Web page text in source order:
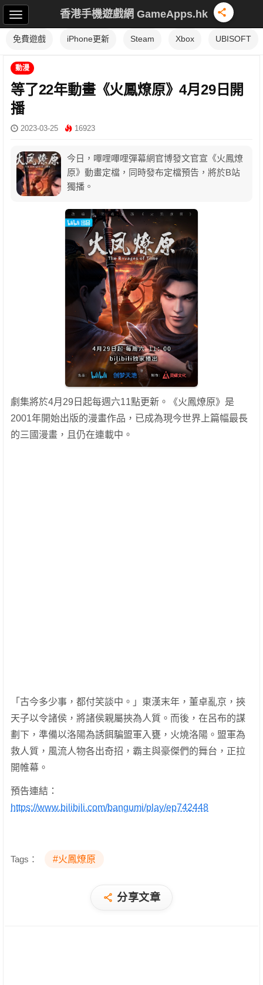
香港手機遊戲網 GameApps.hk
免費遊戲 iPhone更新 Steam Xbox UBISOFT
動漫
等了22年動畫《火鳳燎原》4月29日開
播
2023-03-25 16923
今日，嗶哩嗶哩彈幕網官博發文官宣《火鳳燎
原》動畫定檔，同時發布定檔預告，將於B站
獨播。
劇集將於4月29日起每週六11點更新。《火鳳燎原》是
2001年開始出版的漫畫作品，已成為現今世界上篇幅最長
的三國漫畫，且仍在連載中。
「古今多少事，都付笑談中。」東漢末年，董卓亂京，挾
天子以令諸侯，將諸侯親屬挾為人質。而後，在呂布的謀
劃下，準備以洛陽為誘餌騙盟軍入甕，火燒洛陽。盟軍為
救人質，風流人物各出奇招，霸主與豪傑們的舞台，正拉
開帷幕。
預告連結：
https://www.bilibili.com/bangumi/play/ep742448
Tags： #火鳳燎原
分享文章